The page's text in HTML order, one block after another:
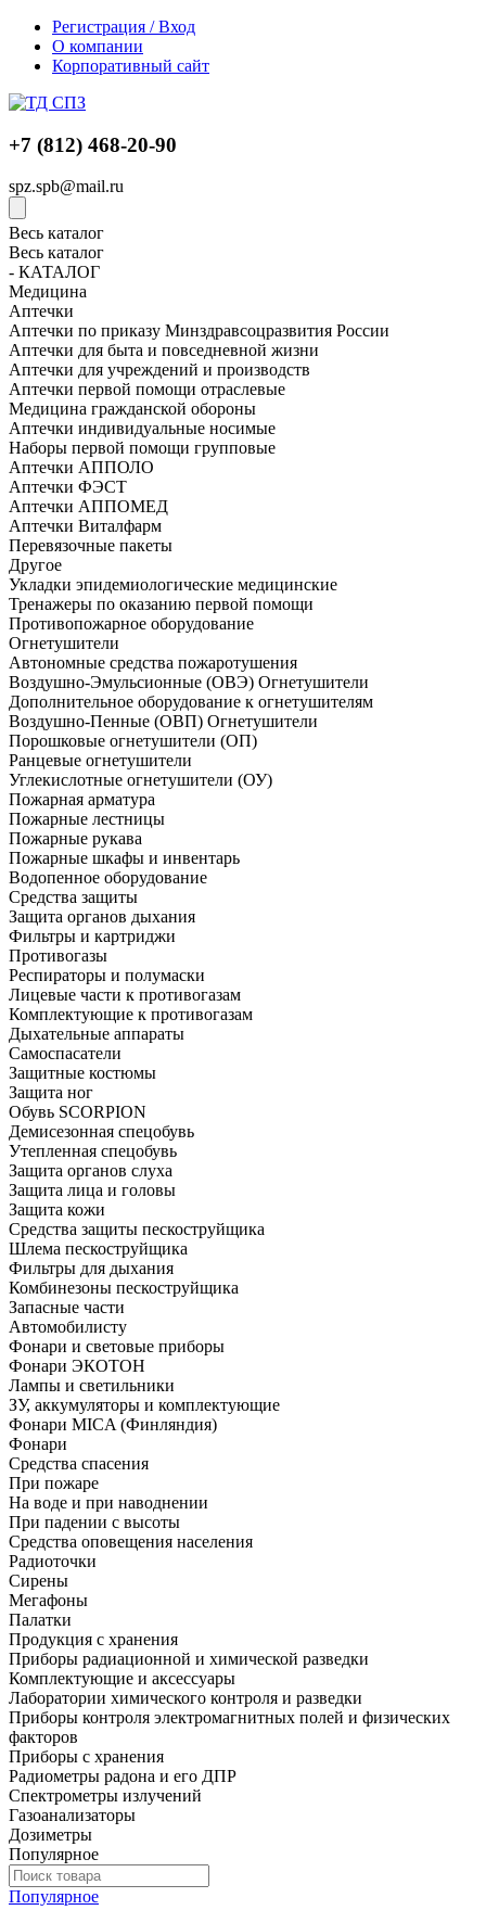
Регистрация / Вход
О компании
Корпоративный сайт
+7 (812) 468-20-90
spz.spb@mail.ru
Весь каталог
Весь каталог
- КАТАЛОГ
Медицина
Аптечки
Аптечки по приказу Минздравсоцразвития России
Аптечки для быта и повседневной жизни
Аптечки для учреждений и производств
Аптечки первой помощи отраслевые
Медицина гражданской обороны
Аптечки индивидуальные носимые
Наборы первой помощи групповые
Аптечки АППОЛО
Аптечки ФЭСТ
Аптечки АППОМЕД
Аптечки Виталфарм
Перевязочные пакеты
Другое
Укладки эпидемиологические медицинские
Тренажеры по оказанию первой помощи
Противопожарное оборудование
Огнетушители
Автономные средства пожаротушения
Воздушно-Эмульсионные (ОВЭ) Огнетушители
Дополнительное оборудование к огнетушителям
Воздушно-Пенные (ОВП) Огнетушители
Порошковые огнетушители (ОП)
Ранцевые огнетушители
Углекислотные огнетушители (ОУ)
Пожарная арматура
Пожарные лестницы
Пожарные рукава
Пожарные шкафы и инвентарь
Водопенное оборудование
Средства защиты
Защита органов дыхания
Фильтры и картриджи
Противогазы
Респираторы и полумаски
Лицевые части к противогазам
Комплектующие к противогазам
Дыхательные аппараты
Самоспасатели
Защитные костюмы
Защита ног
Обувь SCORPION
Демисезонная спецобувь
Утепленная спецобувь
Защита органов слуха
Защита лица и головы
Защита кожи
Средства защиты пескоструйщика
Шлема пескоструйщика
Фильтры для дыхания
Комбинезоны пескоструйщика
Запасные части
Автомобилисту
Фонари и световые приборы
Фонари ЭКОТОН
Лампы и светильники
ЗУ, аккумуляторы и комплектующие
Фонари MICA (Финляндия)
Фонари
Средства спасения
При пожаре
На воде и при наводнении
При падении с высоты
Средства оповещения населения
Радиоточки
Сирены
Мегафоны
Палатки
Продукция с хранения
Приборы радиационной и химической разведки
Комплектующие и аксессуары
Лаборатории химического контроля и разведки
Приборы контроля электромагнитных полей и физических
факторов
Приборы с хранения
Радиометры радона и его ДПР
Спектрометры излучений
Газоанализаторы
Дозиметры
Популярное
Популярное